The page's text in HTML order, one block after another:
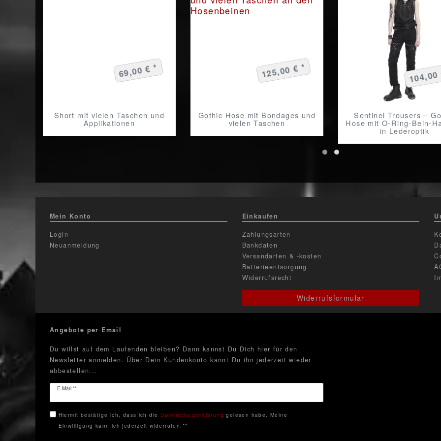
Short mit vielen Taschen und
Applikationen
69,00 € *
Gothic Hose mit Bondages und
vielen Taschen
125,00 € *
Sentinel Trousers –
Hose mit O-Ring-Bein-
in Lederoptik
Mein Konto
Login
Neuanmeldung
Einkaufen
Zahlungsarten
Bankdaten
Versandarten & -kosten
Batterieentsorgung
Widerrufsrecht
Widerrufsformular
Angebote per Email
Du willst auf dem Laufenden bleiben? Dann kannst Du Dich hier für den
Newsletter anmelden. Über Dein Kundenkonto kannt Du ihn jederzeit wieder
abbestellen...
E-Mail **
Newsletter
Hiermit bestätige ich, dass ich die Daten­schutz­erklärung gelesen habe. Meine
Einwilligung kann ich jederzeit widerrufen.**